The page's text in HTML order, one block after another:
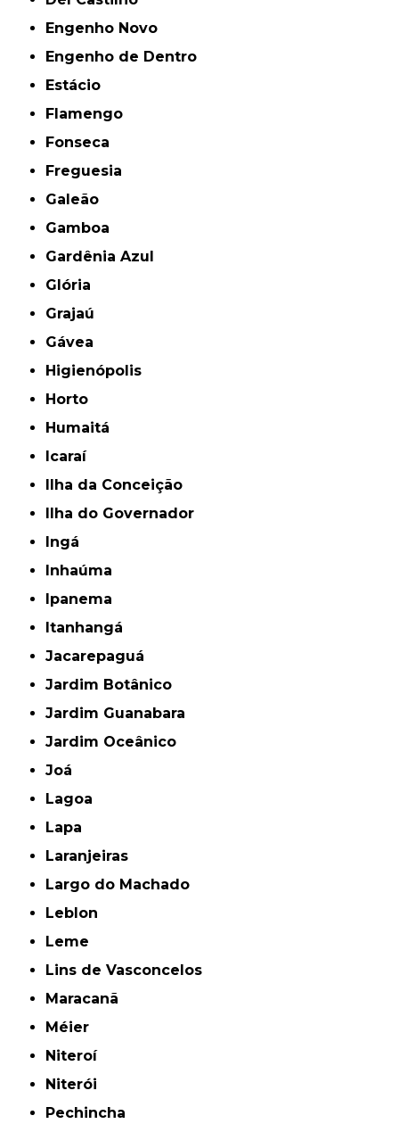
Engenho Novo
Engenho de Dentro
Estácio
Flamengo
Fonseca
Freguesia
Galeão
Gamboa
Gardênia Azul
Glória
Grajaú
Gávea
Higienópolis
Horto
Humaitá
Icaraí
Ilha da Conceição
Ilha do Governador
Ingá
Inhaúma
Ipanema
Itanhangá
Jacarepaguá
Jardim Botânico
Jardim Guanabara
Jardim Oceânico
Joá
Lagoa
Lapa
Laranjeiras
Largo do Machado
Leblon
Leme
Lins de Vasconcelos
Maracanã
Méier
Niteroí
Niterói
Pechincha